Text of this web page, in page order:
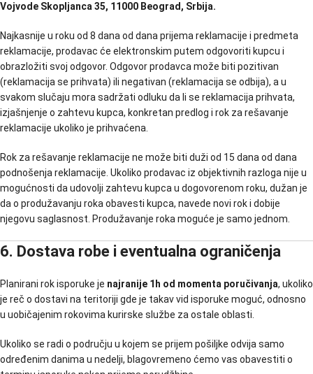
Vojvode Skopljanca 35, 11000 Beograd, Srbija.
Najkasnije u roku od 8 dana od dana prijema reklamacije i predmeta
reklamacije, prodavac će elektronskim putem odgovoriti kupcu i
obrazložiti svoj odgovor. Odgovor prodavca može biti pozitivan
(reklamacija se prihvata) ili negativan (reklamacija se odbija), a u
svakom slučaju mora sadržati odluku da li se reklamacija prihvata,
izjašnjenje o zahtevu kupca, konkretan predlog i rok za rešavanje
reklamacije ukoliko je prihvaćena.
Rok za rešavanje reklamacije ne može biti duži od 15 dana od dana
podnošenja reklamacije. Ukoliko prodavac iz objektivnih razloga nije u
mogućnosti da udovolji zahtevu kupca u dogovorenom roku, dužan je
da o produžavanju roka obavesti kupca, navede novi rok i dobije
njegovu saglasnost. Produžavanje roka moguće je samo jednom.
6. Dostava robe i eventualna ograničenja
Planirani rok isporuke je najranije 1h od momenta poručivanja, ukoliko
je reč o dostavi na teritoriji gde je takav vid isporuke moguć, odnosno
u uobičajenim rokovima kurirske službe za ostale oblasti.
Ukoliko se radi o području u kojem se prijem pošiljke odvija samo
određenim danima u nedelji, blagovremeno ćemo vas obavestiti o